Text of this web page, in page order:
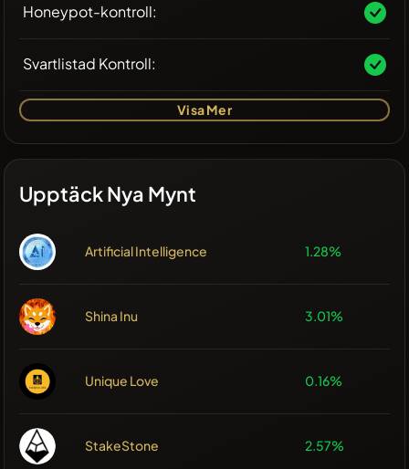
Honeypot-kontroll:
Svartlistad Kontroll:
Visa Mer
Upptäck Nya Mynt
Artificial Intelligence 1.28%
Shina Inu 3.01%
Unique Love 0.16%
StakeStone 2.57%